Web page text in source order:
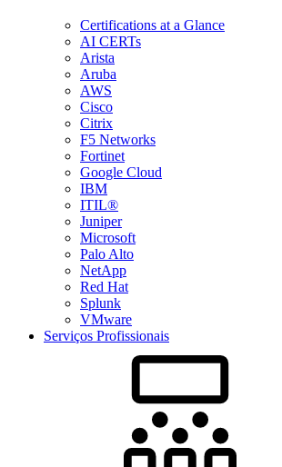
Certifications at a Glance
AI CERTs
Arista
Aruba
AWS
Cisco
Citrix
F5 Networks
Fortinet
Google Cloud
IBM
ITIL®
Juniper
Microsoft
Palo Alto
NetApp
Red Hat
Splunk
VMware
Serviços Profissionais